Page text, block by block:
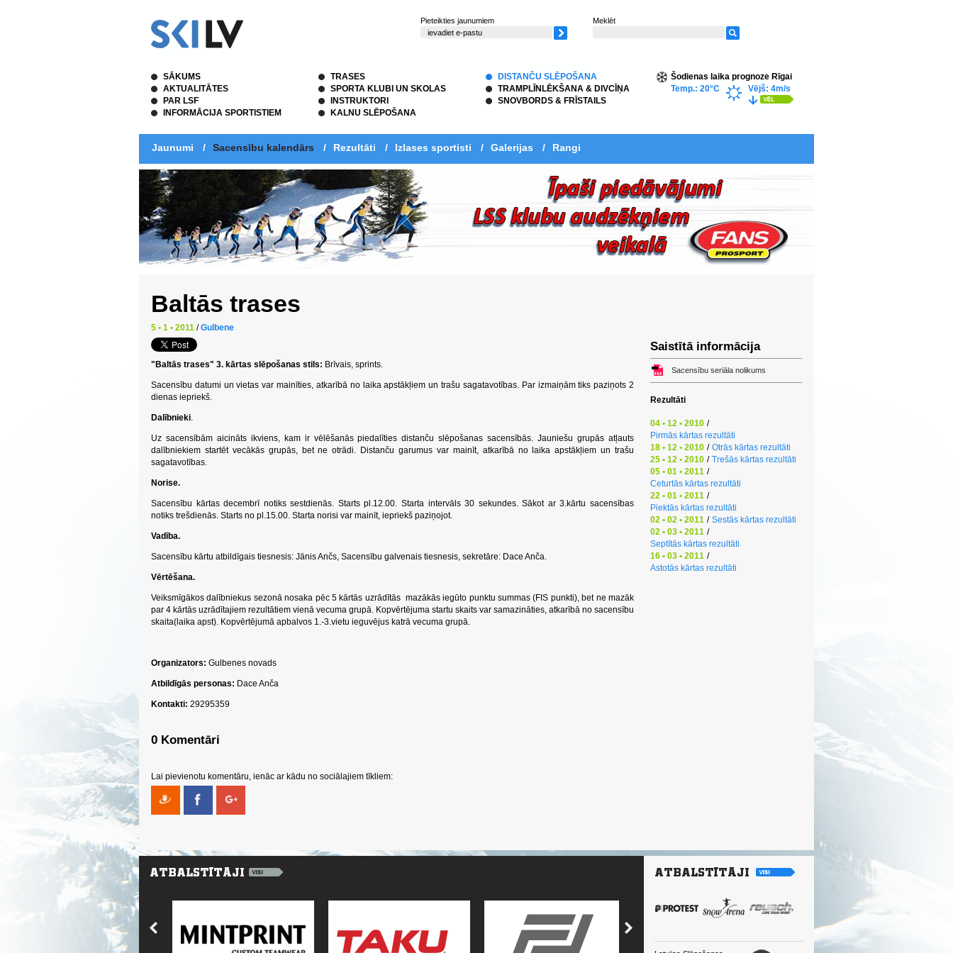
Pieteikties jaunumiem Meklēt
SĀKUMS
AKTUALITĀTES
PAR LSF
INFORMĀCIJA SPORTISTIEM
TRASES
SPORTA KLUBI UN SKOLAS
INSTRUKTORI
KALNU SLĒPOŠANA
DISTANČU SLĒPOŠANA
TRAMPLĪNLĒKŠANA & DIVCĪŅA
SNOVBORDS & FRĪSTAILS
Šodienas laika prognoze Rīgai
Temp.: 20°C
Vējš: 4m/s
Jaunumi / Sacensību kalendārs / Rezultāti / Izlases sportisti / Galerijas / Rangi
Baltās trases
5 • 1 • 2011 /Gulbene
"Baltās trases" 3. kārtas slēpošanas stils: Brīvais, sprints.
Sacensību datumi un vietas var mainīties, atkarībā no laika apstākļiem un trašu sagatavotības. Par izmaiņām tiks paziņots 2
dienas iepriekš.
Dalībnieki.
Uz sacensībām aicināts ikviens, kam ir vēlēšanās piedalīties distanču slēpošanas sacensībās. Jauniešu grupās atļauts
dalībniekiem startēt vecākās grupās, bet ne otrādi. Distanču garumus var mainīt, atkarībā no laika apstākļiem un trašu
sagatavotības.
Norise.
Sacensību kārtas decembrī notiks sestdienās. Starts pl.12.00. Starta intervāls 30 sekundes. Sākot ar 3.kārtu sacensības
notiks trešdienās. Starts no pl.15.00. Starta norisi var mainīt, iepriekš paziņojot.
Vadība.
Sacensību kārtu atbildīgais tiesnesis: Jānis Ančs, Sacensību galvenais tiesnesis, sekretāre: Dace Anča.
Vērtēšana.
Veiksmīgākos dalībniekus sezonā nosaka pēc 5 kārtās uzrādītās mazākās iegūto punktu summas (FIS punkti), bet ne mazāk
par 4 kārtās uzrādītajiem rezultātiem vienā vecuma grupā. Kopvērtējuma startu skaits var samazināties, atkarībā no sacensību
skaita(laika apst). Kopvērtējumā apbalvos 1.-3.vietu ieguvējus katrā vecuma grupā.
Organizators: Gulbenes novads
Atbildīgās personas: Dace Anča
Kontakti: 29295359
0 Komentāri
Lai pievienotu komentāru, ienāc ar kādu no sociālajiem tīkliem:
Saistītā informācija
Sacensību seriāla nolikums
Rezultāti
04 • 12 • 2010 /
Pirmās kārtas rezultāti
18 • 12 • 2010 / Otrās kārtas rezultāti
25 • 12 • 2010 / Trešās kārtas rezultāti
05 • 01 • 2011 /
Ceturtās kārtas rezultāti
22 • 01 • 2011 /
Piektās kārtas rezultāti
02 • 02 • 2011 / Sestās kārtas rezultāti
02 • 03 • 2011 /
Septītās kārtas rezultāti
16 • 03 • 2011 /
Astotās kārtas rezultāti